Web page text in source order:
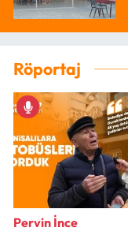
Röportaj
Pervin İnce